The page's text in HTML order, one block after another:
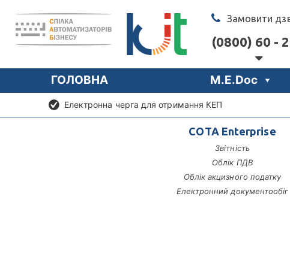
Замовити
(0800) 60 -
ГОЛОВНА M.E.Doc
Електронна черга для отримання КЕП
СОТА Enterprise
Звітність
Облік ПДВ
Облік акцизного податку
Електронний документообіг